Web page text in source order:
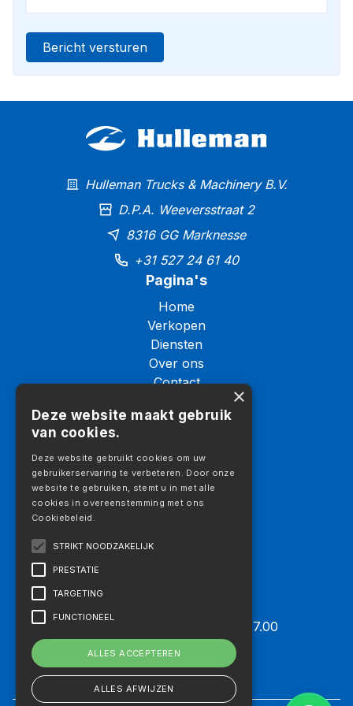
Description:
This Sennebogen is in excellent condition. Optical
information available, and we are looking forward
to helping you.
Worldwide delivery is possible!
For more information, please contact:
Office: 0031-527246140
E-mail: info@hulleman.com
Web: www.hulleman.com
Hulleman Trucks & Machinery B.V.
D.P.A. Weeversstraat 2
8316 GG Marknesse – Holland
Bericht versturen
Hulleman Trucks & Machinery B.V.
D.P.A. Weeversstraat 2
8316 GG Marknesse
+31 527 24 61 40
Pagina's
Home
Verkopen
Diensten
Over ons
Contact
Galerij
Aanbod
Aanbod
Vrachtwagens
Opleggers
Maandag t/m vrijdag 07.30 – 17.00
Zaterdag: Op afspraak
Zondag: Gesloten
×
Deze website maakt gebruik
van cookies.
Deze website gebruikt cookies om uw
gebruikerservaring te verbeteren. Door onze
website te gebruiken, stemt u in met alle
cookies in overeenstemming met ons
Cookiebeleid.
STRIKT NOODZAKELIJK
PRESTATIE
TARGETING
FUNCTIONEEL
ALLES ACCEPTEREN
ALLES AFWIJZEN